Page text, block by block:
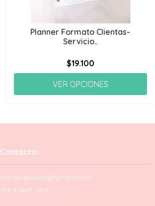
Planner Formato Clientas-
Servicio..
$19.100
VER OPCIONES
Contacto
inarapapeleria@gmail.com
+56 9 6691 1901